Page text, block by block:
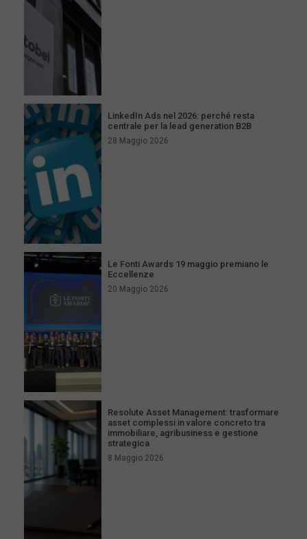
LinkedIn Ads nel 2026: perché resta
centrale per la lead generation B2B
28 Maggio 2026
Le Fonti Awards 19 maggio premiano le
Eccellenze
20 Maggio 2026
Resolute Asset Management: trasformare
asset complessi in valore concreto tra
immobiliare, agribusiness e gestione
strategica
8 Maggio 2026